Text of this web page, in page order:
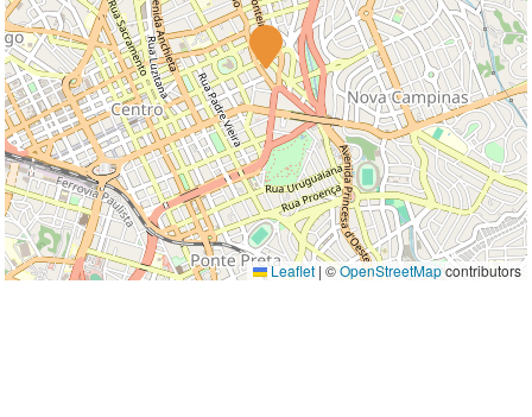
Leaflet | ©OpenStreetMapcontributors